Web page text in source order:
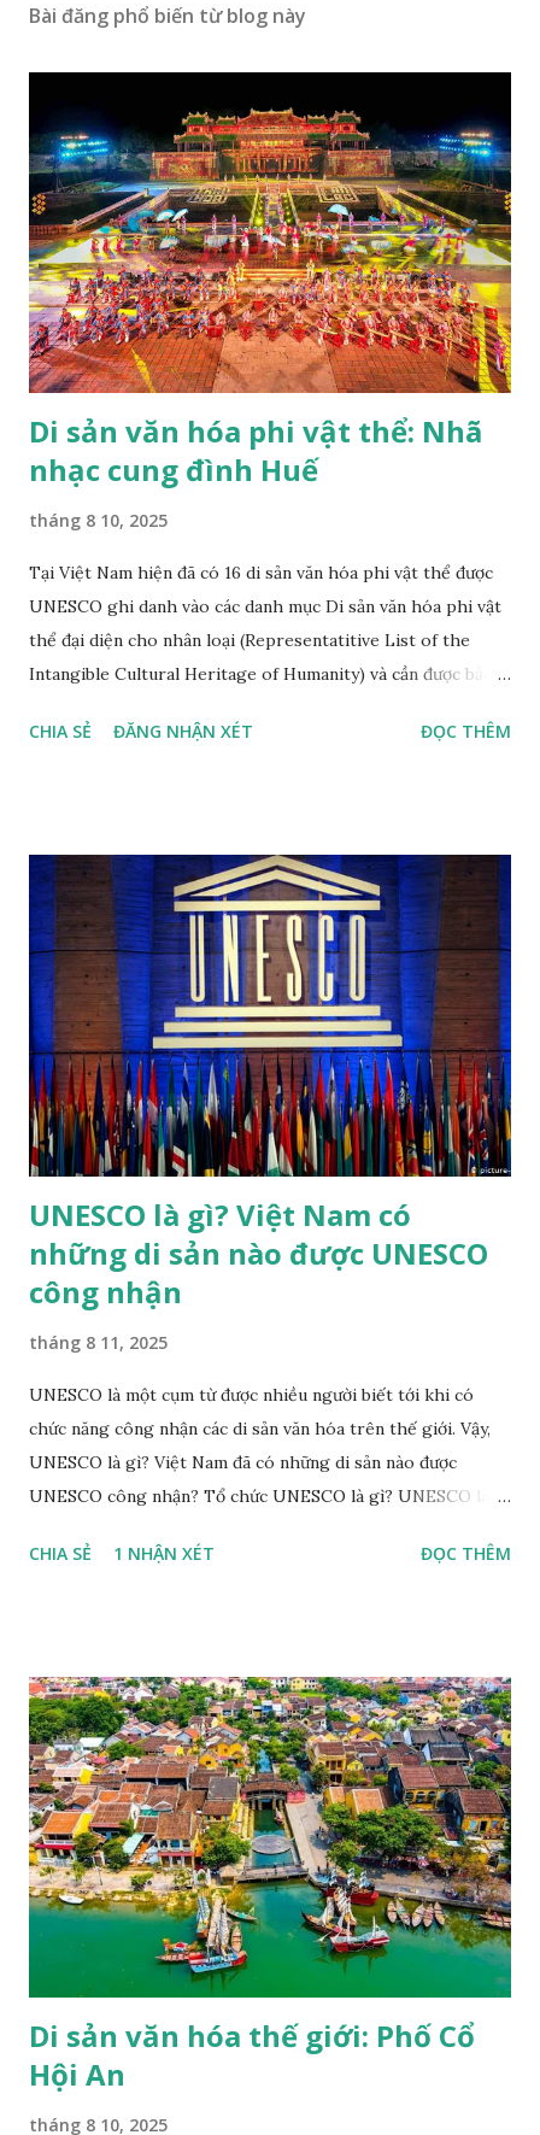
Bài đăng phổ biến từ blog này
Di sản văn hóa phi vật thể: Nhã
nhạc cung đình Huế
tháng 8 10, 2025
Tại Việt Nam hiện đã có 16 di sản văn hóa phi vật thể được
UNESCO ghi danh vào các danh mục Di sản văn hóa phi vật
thể đại diện cho nhân loại (Representatitive List of the
Intangible Cultural Heritage of Humanity) và cần được bảo
Urgent Safeguarding) theo thứ tự năm công nhận mới nhất
đại diện của nhân loại. Nhã nhạc cung đình Huế là thể loại
nhạc của cung đình thời phong kiến, được biểu diễn vào các
dịp lễ hội (vua đăng quang, băng hà, các lễ hội tôn nghiêm
khác) trong năm của các triều đại nhà Nguyễn của Việt Nam.
Nhã nhạc cung đình Huế đã được UNESCO công nhận là
Kiệt tác truyền khẩu và phi vật thể nhân loại vào năm 2003.
Theo đánh giá của UNESCO, "trong các thể loại nhạc cổ
truyền ở Việt Nam, chỉ có Nhã nhạc đạt tới tầm vóc quốc
gia". ...
CHIA SẺ ĐĂNG NHẬN XÉT ĐỌC THÊM
UNESCO là gì? Việt Nam có
những di sản nào được UNESCO
công nhận
tháng 8 11, 2025
UNESCO là một cụm từ được nhiều người biết tới khi có
chức năng công nhận các di sản văn hóa trên thế giới. Vậy,
UNESCO là gì? Việt Nam đã có những di sản nào được
UNESCO công nhận? Tổ chức UNESCO là gì? UNESCO là
Liên hợp quốc (United Nations Educational Scientific and
gia về giáo dục, khoa học và văn hoá để đảm bảo sự tôn
trọng công lý, luật pháp, nhân quyền và tự do cơ bản cho tất
cả mọi người không phân biệt chủng tộc, nam nữ, ngôn ngữ,
tôn giáo" (trích Công ước thành lập UNESCO). UNESCO
hiện đã có mặt trên 191 quốc gia thành viên và trụ sở chính
đặt tại Pháp, với hơn 50 văn phòng và các trung tâm trực
thuộc đặt khắp nơi trên thế giới, một trong các dự án của
UNESCO là duy trì danh sách các di sản thế giới. Một trong
những hoạt động nổi bật của UNESCO...
CHIA SẺ 1 NHẬN XÉT ĐỌC THÊM
Di sản văn hóa thế giới: Phố Cổ
Hội An
tháng 8 10, 2025